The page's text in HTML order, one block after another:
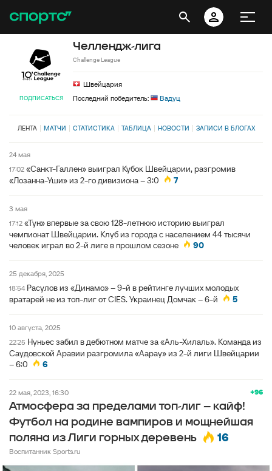
ПОДПИСАТЬСЯ
Челлендж-лига
Challenge League
Швейцария
Последний победитель:
Вадуц
ЛЕНТА МАТЧИ СТАТИСТИКА ТАБЛИЦА НОВОСТИ ЗАПИСИ В БЛОГАХ
24 мая
17:02 «Санкт-Галлен» выиграл Кубок Швейцарии, разгромив
«Лозанна-Уши» из 2-го дивизиона – 3:0
7
3 мая
17:12 «Тун» впервые за свою 128-летнюю историю выиграл
чемпионат Швейцарии. Клуб из города с населением 44 тысячи
человек играл во 2-й лиге в прошлом сезоне
90
25 декабря, 2025
18:54 Расулов из «Динамо» – 9-й в рейтинге лучших молодых
вратарей не из топ-лиг от CIES. Украинец Домчак – 6-й
5
10 августа, 2025
22:25 Нуньес забил в дебютном матче за «Аль-Хилаль». Команда из
Саудовской Аравии разгромила «Аарау» из 2-й лиги Швейцарии
– 6:0
6
+96
22 мая, 2023, 16:30
Атмосфера за пределами топ-лиг – кайф!
Футбол на родине вампиров и мощнейшая
поляна из Лиги горных деревень
16
Воспитанник Sports.ru